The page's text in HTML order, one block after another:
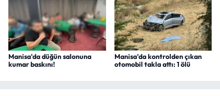
Manisa'da düğün salonuna
kumar baskını!
Manisa'da kontrolden çıkan
otomobil takla attı: 1 ölü